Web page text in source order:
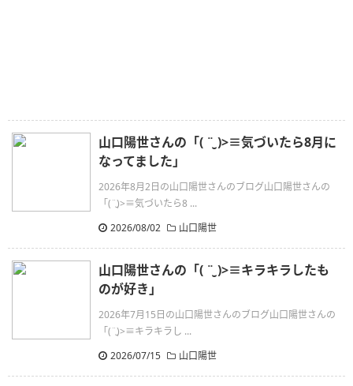
山口陽世さんの「( ¨̮ )>≡気づいたら8月に
なってました」
2026年8月2日の山口陽世さんのブログ山口陽世さんの
「(¨̮)>≡気づいたら8 ...
2026/08/02
山口陽世
山口陽世さんの「( ¨̮ )>≡キラキラしたも
のが好き」
2026年7月15日の山口陽世さんのブログ山口陽世さんの
「(¨̮)>≡キラキラし ...
2026/07/15
山口陽世